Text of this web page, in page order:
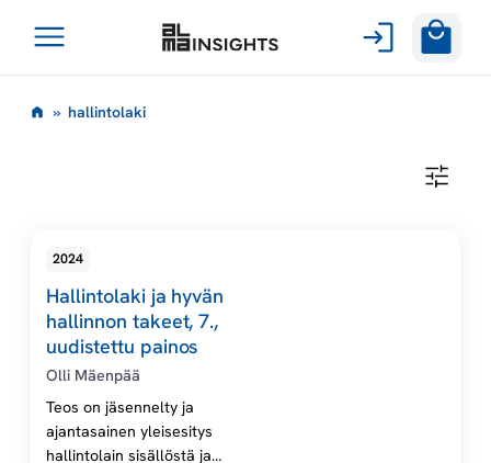
sisältöön
Avaa
h
n
» hallintolaki
O
L
A
K
2024
Hallintolaki ja hyvän
hallinnon takeet, 7.,
uudistettu painos
Olli Mäenpää
Teos on jäsennelty ja
ajantasainen yleisesitys
hallintolain sisällöstä ja